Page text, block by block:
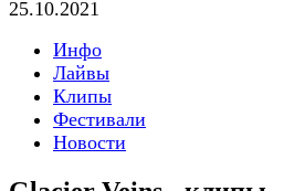
25.10.2021
Инфо
Лайвы
Клипы
Фестивали
Новости